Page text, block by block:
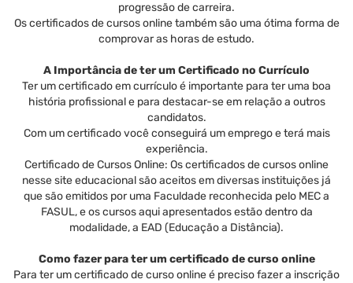
progressão de carreira.
Os certificados de cursos online também são uma ótima forma de
comprovar as horas de estudo.
A Importância de ter um Certificado no Currículo
Ter um certificado em currículo é importante para ter uma boa
história profissional e para destacar-se em relação a outros
candidatos.
Com um certificado você conseguirá um emprego e terá mais
experiência.
Certificado de Cursos Online: Os certificados de cursos online
nesse site educacional são aceitos em diversas instituições já
que são emitidos por uma Faculdade reconhecida pelo MEC a
FASUL, e os cursos aqui apresentados estão dentro da
modalidade, a EAD (Educação a Distância).
Como fazer para ter um certificado de curso online
Para ter um certificado de curso online é preciso fazer a inscrição